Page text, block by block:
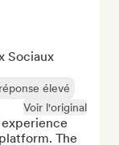
Sociaux
élevé
Voir l'original
The